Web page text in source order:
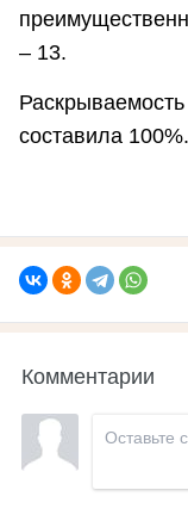
– 13.
составила 100%.
Комментарии